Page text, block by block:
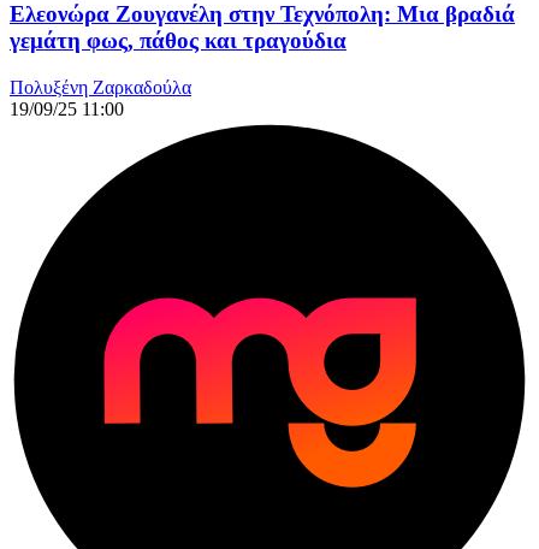
Ελεονώρα Ζουγανέλη στην Τεχνόπολη: Μια βραδιά
γεμάτη φως, πάθος και τραγούδια
Πολυξένη Ζαρκαδούλα
19/09/25 11:00